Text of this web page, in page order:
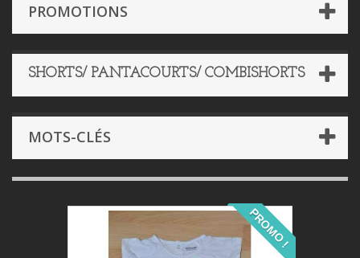
PROMOTIONS
SHORTS/ PANTACOURTS/ COMBISHORTS
MOTS-CLÉS
PROMO !